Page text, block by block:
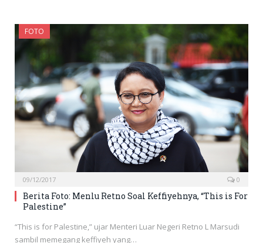
FOTO
09/12/2017 0
Berita Foto: Menlu Retno Soal Keffiyehnya, “This is For
Palestine”
“This is for Palestine,” ujar Menteri Luar Negeri Retno L Marsudi
sambil memegang keffiyeh yang…